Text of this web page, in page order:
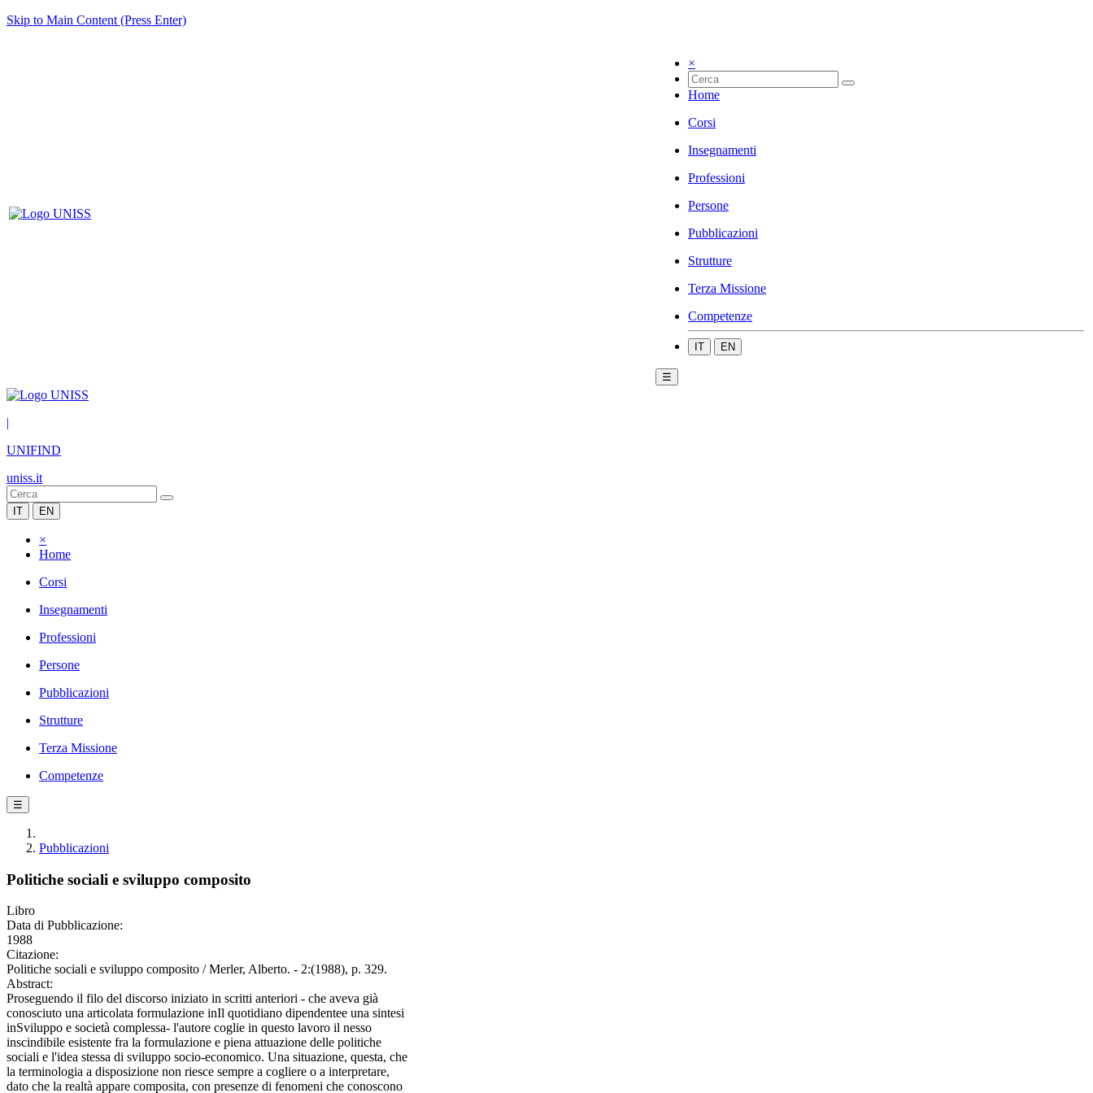
Skip to Main Content (Press Enter)
×
Home
Corsi
Insegnamenti
Professioni
Persone
Pubblicazioni
Strutture
Terza Missione
Competenze
IT EN
☰
|
UNIFIND
uniss.it
IT EN
×
Home
Corsi
Insegnamenti
Professioni
Persone
Pubblicazioni
Strutture
Terza Missione
Competenze
☰
Pubblicazioni
Politiche sociali e sviluppo composito
Libro
Data di Pubblicazione:
1988
Citazione:
Politiche sociali e sviluppo composito / Merler, Alberto. - 2:(1988), p. 329.
Abstract:
Proseguendo il filo del discorso iniziato in scritti anteriori - che aveva già
conosciuto una articolata formulazione inIl quotidiano dipendentee una sintesi
inSviluppo e società complessa- l'autore coglie in questo lavoro il nesso
inscindibile esistente fra la formulazione e piena attuazione delle politiche
sociali e l'idea stessa di sviluppo socio-economico. Una situazione, questa, che
la terminologia a disposizione non riesce sempre a cogliere o a interpretare,
dato che la realtà appare composita, con presenze di fenomeni che conoscono